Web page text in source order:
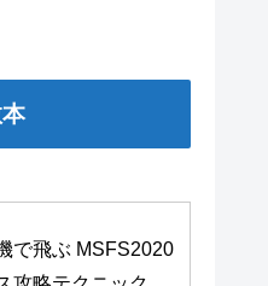
で飛ぶ MSFS2020